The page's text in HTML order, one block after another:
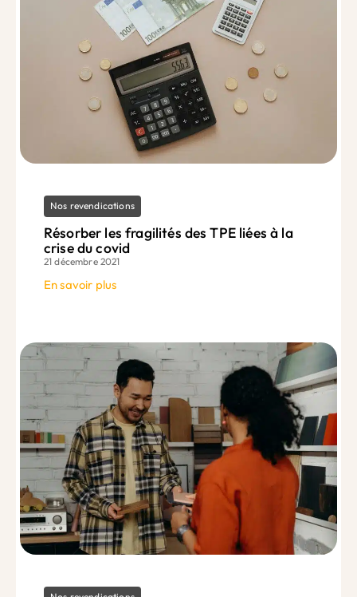
Nos revendications
Résorber les fragilités des TPE liées à la
crise du covid
21 décembre 2021
En savoir plus